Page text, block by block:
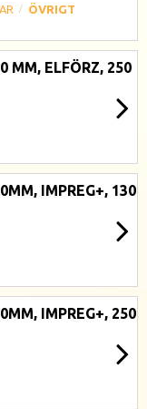
ÖVRIGT
MM, ELFÖRZ, 250
IMPREG+, 130
IMPREG+, 250